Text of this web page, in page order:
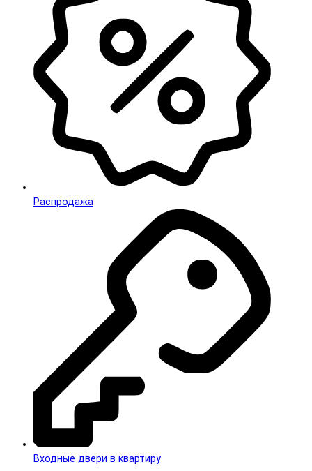
Распродажа
Входные двери в квартиру